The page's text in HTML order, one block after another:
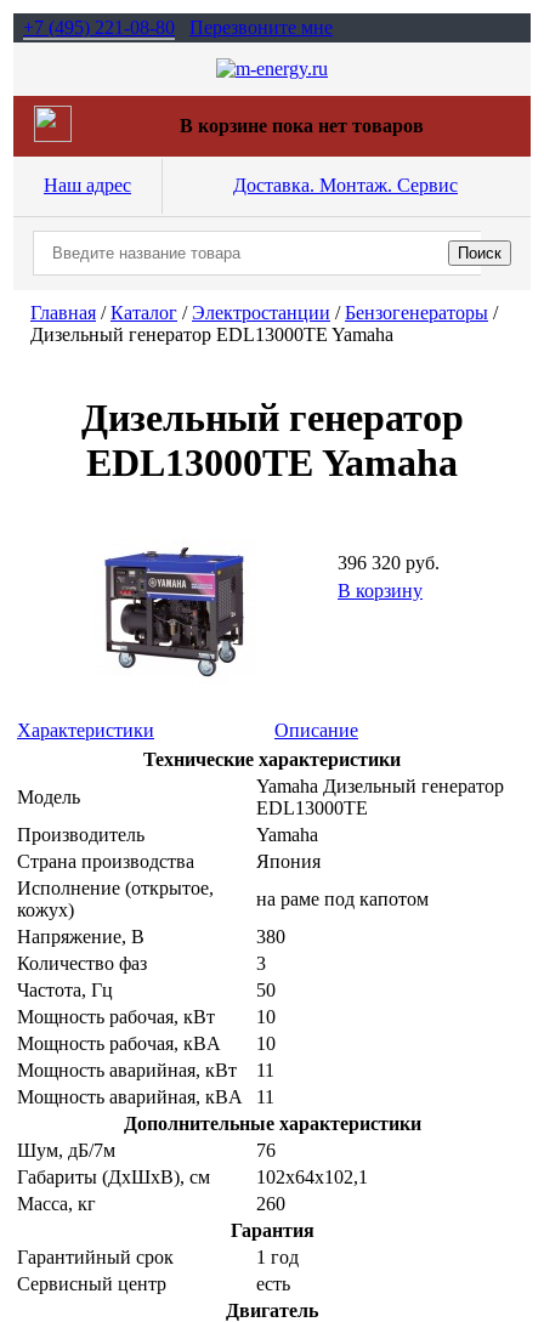
+7 (495) 221-08-80 Перезвоните мне
В корзине пока нет товаров
Наш адрес Доставка. Монтаж. Сервис
Главная /Каталог /Электростанции /Бензогенераторы /
Дизельный генератор EDL13000TE Yamaha
Дизельный генератор
EDL13000TE Yamaha
396 320 руб.
В корзину
Характеристики
Описание
Технические характеристики
Модель
Yamaha Дизельный генератор
EDL13000TE
Производитель
Yamaha
Страна производства
Япония
Исполнение (открытое,
кожух)
на раме под капотом
Напряжение, B
380
Количество фаз
3
Частота, Гц
50
Мощность рабочая, кВт
10
Мощность рабочая, кВA
10
Мощность аварийная, кВт
11
Мощность аварийная, кВA
11
Дополнительные характеристики
Шум, дБ/7м
76
Габариты (ДхШхВ), см
102х64х102,1
Масса, кг
260
Гарантия
Гарантийный срок
1 год
Сервисный центр
есть
Двигатель